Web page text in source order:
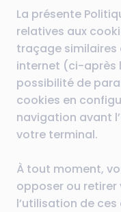
La présente
relatives aux
traçage similaires
internet (ci-après
possibilité de
cookies en
navigation avant
votre terminal.
À tout moment,
opposer ou
l’utilisation de ces